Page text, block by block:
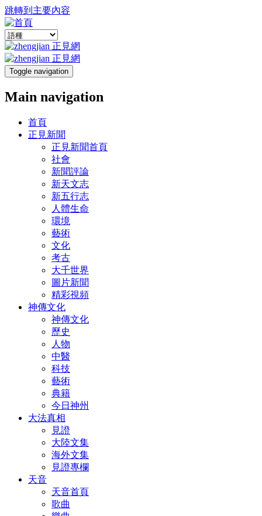
跳轉到主要內容
Toggle navigation
Main navigation
首頁
正見新聞
正見新聞首頁
社會
新聞評論
新天文志
新五行志
人體生命
環境
藝術
文化
考古
大千世界
圖片新聞
精彩視頻
神傳文化
神傳文化
歷史
人物
中醫
科技
藝術
典籍
今日神州
大法真相
見證
大陸文集
海外文集
見證專欄
天音
天音首頁
歌曲